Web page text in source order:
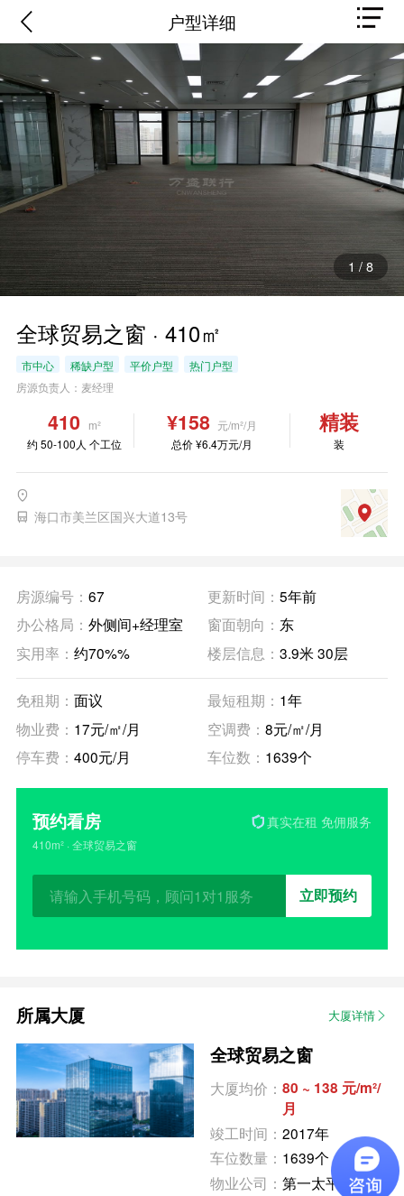
户型详细
1 /8
全球贸易之窗 · 410㎡
市中心 稀缺户型 平价户型
热门户型
房源负责人：麦经理
410
m²
约 50-100人 个工位
¥158 元/m²/月
总价 ¥6.4万元/月
精装
装
海口市美兰区国兴大道13号
房源编号： 67 更新时间： 5年前
办公格局： 外侧间+经理室 窗面朝向： 东
实用率： 约70%% 楼层信息： 3.9米 30层
免租期： 面议 最短租期： 1年
物业费： 17元/㎡/月 空调费： 8元/㎡/月
停车费： 400元/月 车位数： 1639个
预约看房 真实在租 免佣服务
410m² · 全球贸易之窗
立即预约
所属大厦 大厦详情
全球贸易之窗
大厦均价： 80 ~ 138 元/m²/
月
竣工时间： 2017年
车位数量： 1639个
物业公司： 第一太平戴维斯